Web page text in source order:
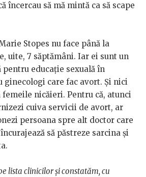
încercau să mă mintă ca să scape
Stopes nu face până la
uite, 7 săptămâni. Iar ei sunt un
educație sexuală în
ginecologi care fac avort. Și nici
nicăieri. Pentru că, atunci
cuiva servicii de avort, ar
persoana spre alt doctor care
să păstreze sarcina și
lista clinicilor și constatăm, cu